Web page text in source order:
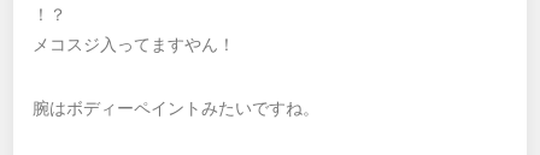
！？
メコスジ入ってますやん！
腕はボディーペイントみたいですね。